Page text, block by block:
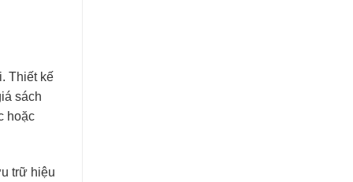
Thiết kế
sách
hoặc
trữ hiệu